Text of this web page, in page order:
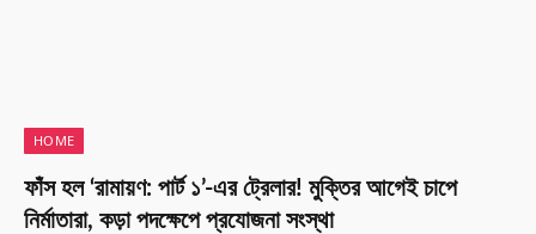
HOME
ফাঁস হল ‘রামায়ণ: পার্ট ১’-এর ট্রেলার! মুক্তির আগেই চাপে
নির্মাতারা, কড়া পদক্ষেপে প্রযোজনা সংস্থা